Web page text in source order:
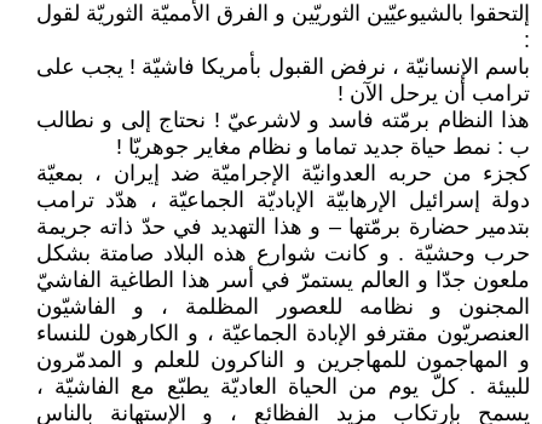
إلتحقوا بالشيوعيّين الثوريّين و الفرق الأمميّة الثوريّة لقول
:
باسم الإنسانيّة ، نرفض القبول بأمريكا فاشيّة ! يجب على
ترامب أن يرحل الآن !
هذا النظام برمّته فاسد و لاشرعيّ ! نحتاج إلى و نطالب
ب : نمط حياة جديد تماما و نظام مغاير جوهريّا !
كجزء من حربه العدوانيّة الإجراميّة ضد إيران ، بمعيّة
دولة إسرائيل الإرهابيّة الإباديّة الجماعيّة ، هدّد ترامب
بتدمير حضارة برمّتها – و هذا التهديد في حدّ ذاته جريمة
حرب وحشيّة . و كانت شوارع هذه البلاد صامتة بشكل
ملعون جدّا و العالم يستمرّ في أسر هذا الطاغية الفاشيّ
المجنون و نظامه للعصور المظلمة ، و الفاشيّون
العنصريّون مقترفو الإبادة الجماعيّة ، و الكارهون للنساء
و المهاجمون للمهاجرين و الناكرون للعلم و المدمّرون
للبيئة . كلّ يوم من الحياة العاديّة يطبّع مع الفاشيّة ،
يسمح بإرتكاب مزيد الفظائع ، و الإستهانة بالناس